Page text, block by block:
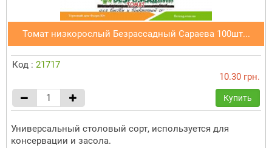
Томат низкорослый Безрассадный Сараева 100шт...
Код : 21717
10.30 грн.
Купить
Универсаль­ный столовый сорт, используется для
консервации и засола.